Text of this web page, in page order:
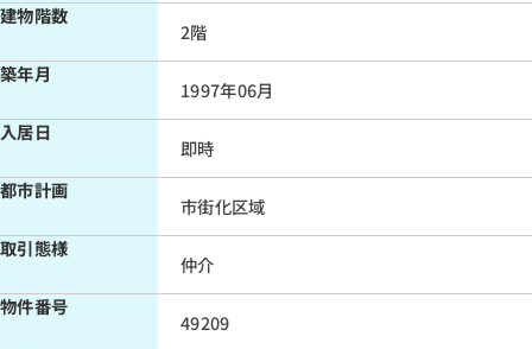
建物階数
2階
築年月
1997年06月
入居日
即時
都市計画
市街化区域
取引態様
仲介
物件番号
49209